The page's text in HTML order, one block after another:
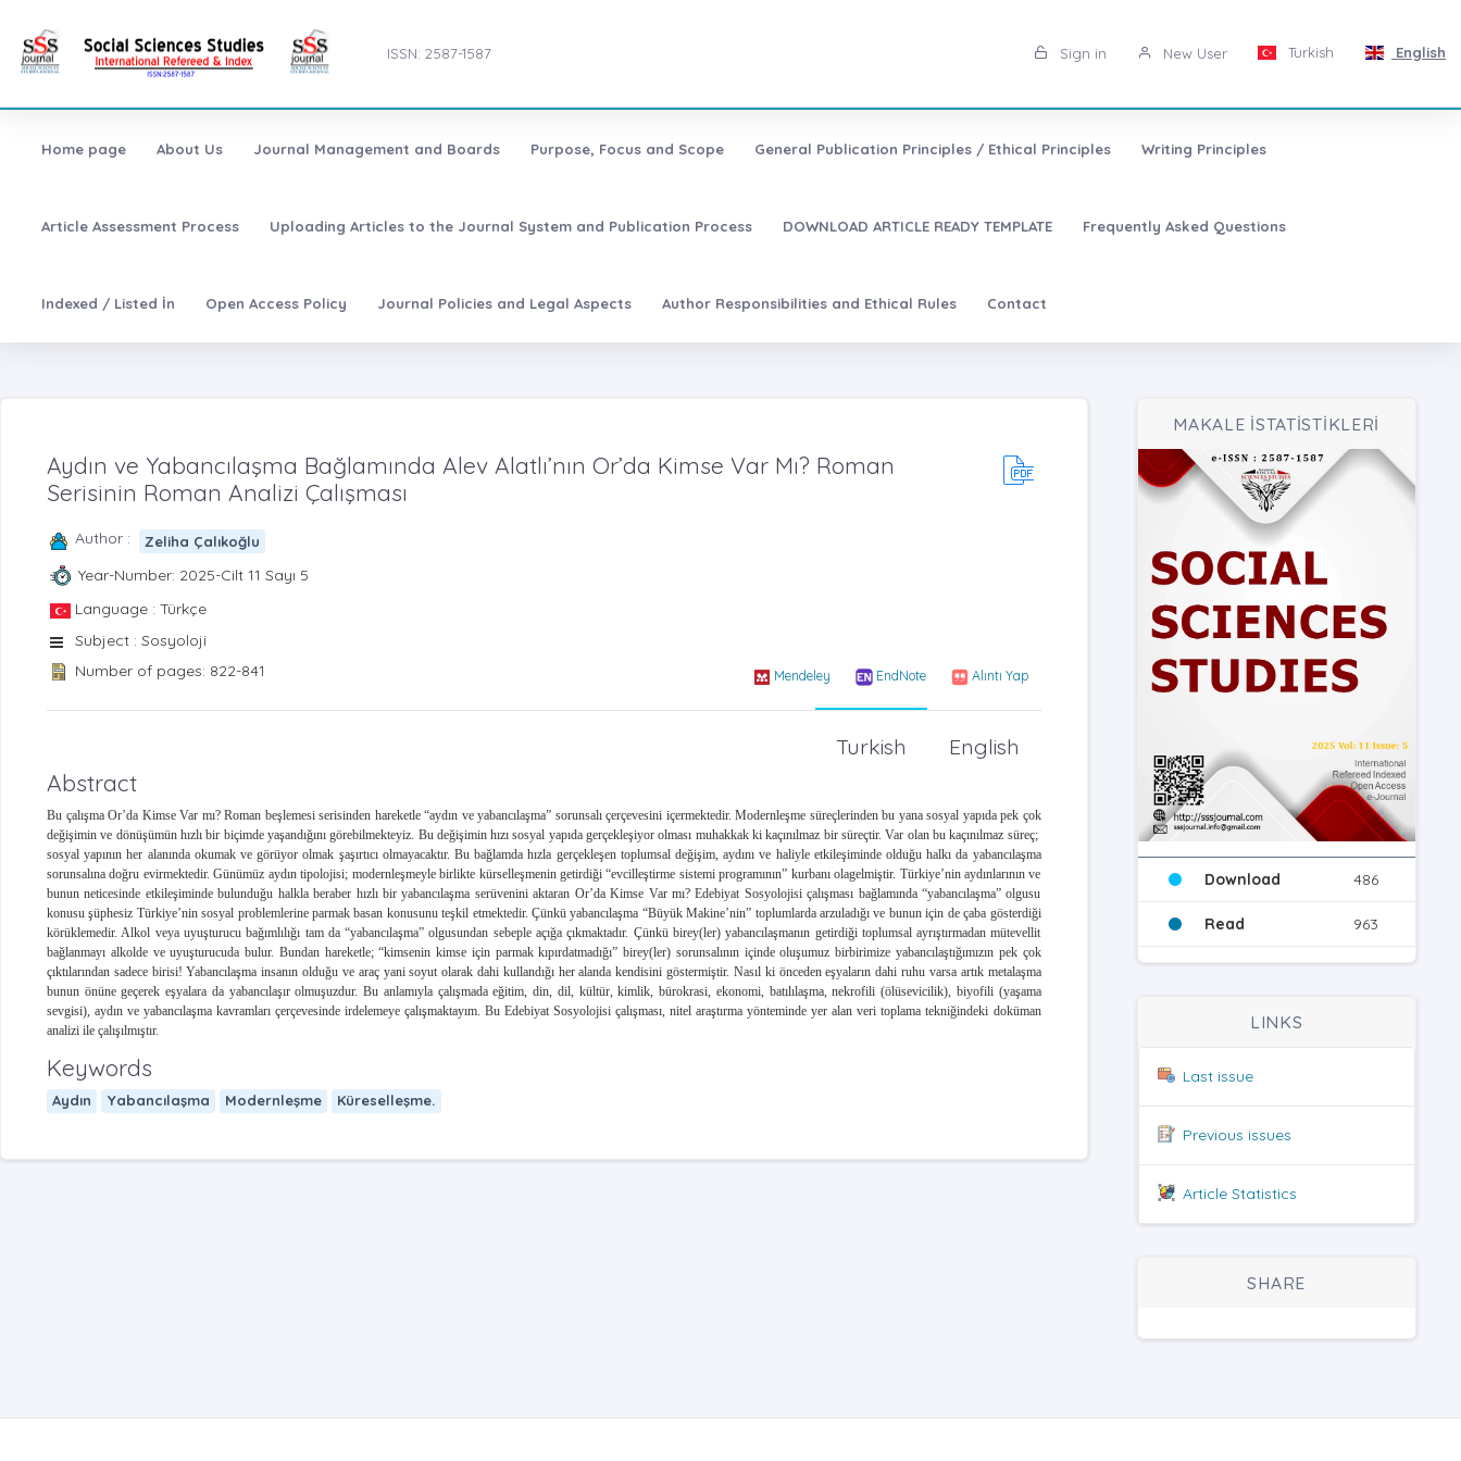
ISSN: 2587-1587 Sign in New User Turkish English
Home page About Us Journal Management and Boards Purpose, Focus and Scope General Publication Principles / Ethical Principles Writing Principles
Article Assessment Process Uploading Articles to the Journal System and Publication Process DOWNLOAD ARTICLE READY TEMPLATE Frequently Asked Questions
Indexed / Listed İn Open Access Policy Journal Policies and Legal Aspects Author Responsibilities and Ethical Rules Contact
Aydın ve Yabancılaşma Bağlamında Alev Alatlı’nın Or’da Kimse Var Mı? Roman
Serisinin Roman Analizi Çalışması
Author : Zeliha Çalıkoğlu
Year-Number: 2025-Cilt 11 Sayı 5
Language : Türkçe
Subject : Sosyoloji
Number of pages: 822-841
Mendeley EndNote Alıntı Yap
English
Turkish
Abstract
Bu çalışma Or’da Kimse Var mı? Roman beşlemesi serisinden hareketle “aydın ve yabancılaşma” sorunsalı çerçevesini içermektedir. Modernleşme süreçlerinden bu yana sosyal yapıda pek çok
değişimin ve dönüşümün hızlı bir biçimde yaşandığını görebilmekteyiz. Bu değişimin hızı sosyal yapıda gerçekleşiyor olması muhakkak ki kaçınılmaz bir süreçtir. Var olan bu kaçınılmaz süreç;
sosyal yapının her alanında okumak ve görüyor olmak şaşırtıcı olmayacaktır. Bu bağlamda hızla gerçekleşen toplumsal değişim, aydını ve haliyle etkileşiminde olduğu halkı da yabancılaşma
sorunsalına doğru evirmektedir. Günümüz aydın tipolojisi; modernleşmeyle birlikte kürselleşmenin getirdiği “evcilleştirme sistemi programının” kurbanı olagelmiştir. Türkiye’nin aydınlarının ve
bunun neticesinde etkileşiminde bulunduğu halkla beraber hızlı bir yabancılaşma serüvenini aktaran Or’da Kimse Var mı? Edebiyat Sosyolojisi çalışması bağlamında “yabancılaşma” olgusu
konusu şüphesiz Türkiye’nin sosyal problemlerine parmak basan konusunu teşkil etmektedir. Çünkü yabancılaşma “Büyük Makine’nin” toplumlarda arzuladığı ve bunun için de çaba gösterdiği
körüklemedir. Alkol veya uyuşturucu bağımlılığı tam da “yabancılaşma” olgusundan sebeple açığa çıkmaktadır. Çünkü birey(ler) yabancılaşmanın getirdiği toplumsal ayrıştırmadan mütevellit
bağlanmayı alkolde ve uyuşturucuda bulur. Bundan hareketle; “kimsenin kimse için parmak kıpırdatmadığı” birey(ler) sorunsalının içinde oluşumuz birbirimize yabancılaştığımızın pek çok
çıktılarından sadece birisi! Yabancılaşma insanın olduğu ve araç yani soyut olarak dahi kullandığı her alanda kendisini göstermiştir. Nasıl ki önceden eşyaların dahi ruhu varsa artık metalaşma
bunun önüne geçerek eşyalara da yabancılaşır olmuşuzdur. Bu anlamıyla çalışmada eğitim, din, dil, kültür, kimlik, bürokrasi, ekonomi, batılılaşma, nekrofili (ölüsevicilik), biyofili (yaşama
sevgisi), aydın ve yabancılaşma kavramları çerçevesinde irdelemeye çalışmaktayım. Bu Edebiyat Sosyolojisi çalışması, nitel araştırma yönteminde yer alan veri toplama tekniğindeki doküman
analizi ile çalışılmıştır.
Keywords
Aydın Yabancılaşma Modernleşme Küreselleşme.
MAKALE İSTATİSTİKLERİ
Download 486
Read 963
LINKS
Last issue
Previous issues
Article Statistics
SHARE